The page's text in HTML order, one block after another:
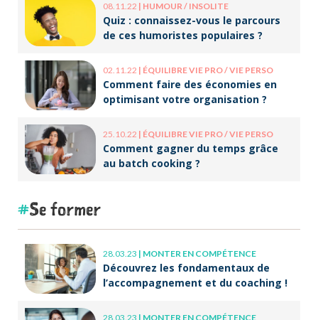
08.11.22 | HUMOUR / INSOLITE
Quiz : connaissez-vous le parcours
de ces humoristes populaires ?
02.11.22 | ÉQUILIBRE VIE PRO / VIE PERSO
Comment faire des économies en
optimisant votre organisation ?
25.10.22 | ÉQUILIBRE VIE PRO / VIE PERSO
Comment gagner du temps grâce
au batch cooking ?
Se former
28.03.23 | MONTER EN COMPÉTENCE
Découvrez les fondamentaux de
l’accompagnement et du coaching !
28.03.23 | MONTER EN COMPÉTENCE